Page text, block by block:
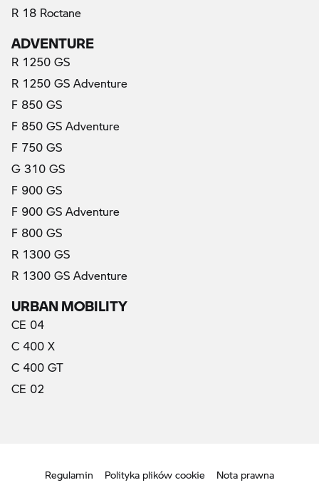
R 18 Roctane
ADVENTURE
R 1250 GS
R 1250 GS Adventure
F 850 GS
F 850 GS Adventure
F 750 GS
G 310 GS
F 900 GS
F 900 GS Adventure
F 800 GS
R 1300 GS
R 1300 GS Adventure
URBAN MOBILITY
CE 04
C 400 X
C 400 GT
CE 02
Regulamin Polityka plików cookie
Nota prawna